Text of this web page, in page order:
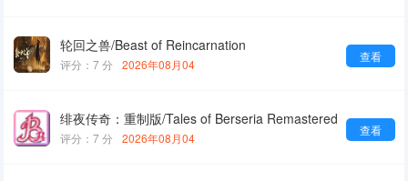
轮回之兽/Beast of Reincarnation
查看
评分：7 分 2026年08月04
绯夜传奇：重制版/Tales of Berseria Remastered
查看
评分：7 分 2026年08月04